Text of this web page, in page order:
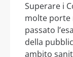
Superare i
molte porte
passato
della
ambito